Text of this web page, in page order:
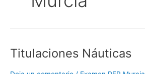
Titulaciones Náuticas
Titulaciones